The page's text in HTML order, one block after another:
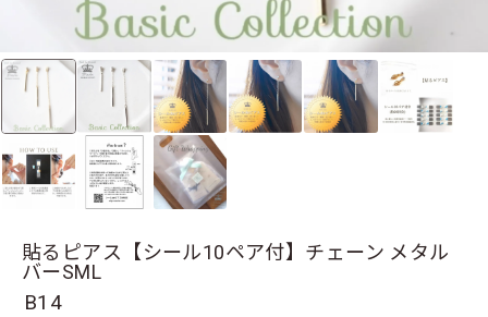
貼るピアス【シール10ペア付】チェーン メタル
バーSML
B14